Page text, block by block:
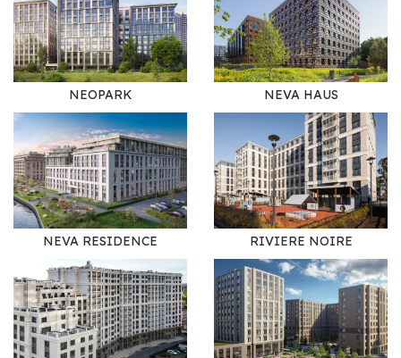
NEOPARK NEVA HAUS
NEVA RESIDENCE RIVIERE NOIRE